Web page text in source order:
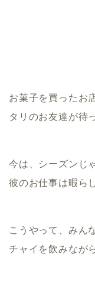
お菓子を買ったお
タリのお友達が待
今は、シーズンじ
彼のお仕事は暇ら
こうやって、みん
チャイを飲みなが